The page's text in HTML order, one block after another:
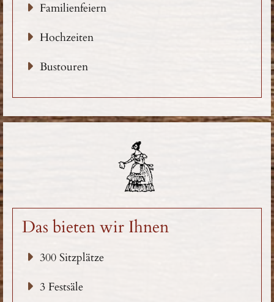
Familienfeiern
Hochzeiten
Bustouren
Das bieten wir Ihnen
300 Sitzplätze
3 Festsäle